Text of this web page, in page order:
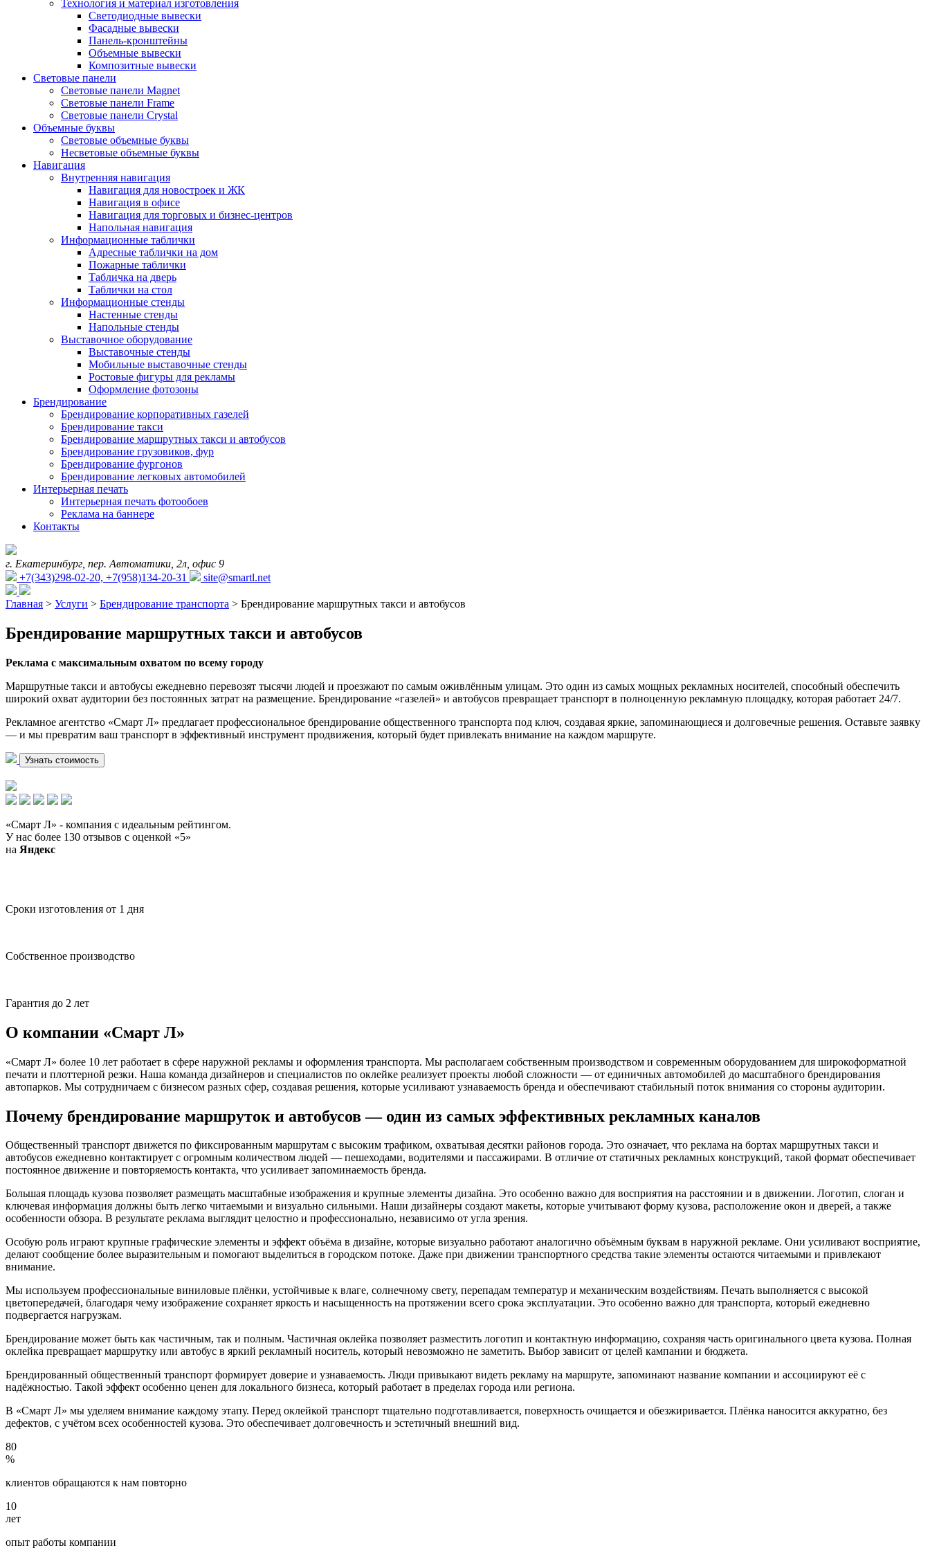
Технология и материал изготовления
Светодиодные вывески
Фасадные вывески
Панель-кронштейны
Объемные вывески
Композитные вывески
Световые панели
Световые панели Magnet
Световые панели Frame
Световые панели Crystal
Объемные буквы
Световые объемные буквы
Несветовые объемные буквы
Навигация
Внутренняя навигация
Навигация для новостроек и ЖК
Навигация в офисе
Навигация для торговых и бизнес-центров
Напольная навигация
Информационные таблички
Адресные таблички на дом
Пожарные таблички
Табличка на дверь
Таблички на стол
Информационные стенды
Настенные стенды
Напольные стенды
Выставочное оборудование
Выставочные стенды
Мобильные выставочные стенды
Ростовые фигуры для рекламы
Оформление фотозоны
Брендирование
Брендирование корпоративных газелей
Брендирование такси
Брендирование маршрутных такси и автобусов
Брендирование грузовиков, фур
Брендирование фургонов
Брендирование легковых автомобилей
Интерьерная печать
Интерьерная печать фотообоев
Реклама на баннере
Контакты
г. Екатеринбург, пер. Автоматики, 2л, офис 9
+7(343)298-02-20, +7(958)134-20-31
site@smartl.net
Главная > Услуги > Брендирование транспорта > Брендирование маршрутных такси и автобусов
Брендирование маршрутных такси и автобусов
Реклама с максимальным охватом по всему городу
Маршрутные такси и автобусы ежедневно перевозят тысячи людей и проезжают по самым оживлённым улицам. Это один из самых мощных рекламных носителей, способный обеспечить
широкий охват аудитории без постоянных затрат на размещение. Брендирование «газелей» и автобусов превращает транспорт в полноценную рекламную площадку, которая работает 24/7.
Рекламное агентство «Смарт Л» предлагает профессиональное брендирование общественного транспорта под ключ, создавая яркие, запоминающиеся и долговечные решения. Оставьте заявку
— и мы превратим ваш транспорт в эффективный инструмент продвижения, который будет привлекать внимание на каждом маршруте.
Узнать стоимость
«Смарт Л» - компания с идеальным рейтингом.
У нас более 130 отзывов с оценкой «5»
на Яндекс
Сроки изготовления от 1 дня
Собственное производство
Гарантия до 2 лет
О компании «Смарт Л»
«Смарт Л» более 10 лет работает в сфере наружной рекламы и оформления транспорта. Мы располагаем собственным производством и современным оборудованием для широкоформатной
печати и плоттерной резки. Наша команда дизайнеров и специалистов по оклейке реализует проекты любой сложности — от единичных автомобилей до масштабного брендирования
автопарков. Мы сотрудничаем с бизнесом разных сфер, создавая решения, которые усиливают узнаваемость бренда и обеспечивают стабильный поток внимания со стороны аудитории.
Почему брендирование маршруток и автобусов — один из самых эффективных рекламных каналов
Общественный транспорт движется по фиксированным маршрутам с высоким трафиком, охватывая десятки районов города. Это означает, что реклама на бортах маршрутных такси и
автобусов ежедневно контактирует с огромным количеством людей — пешеходами, водителями и пассажирами. В отличие от статичных рекламных конструкций, такой формат обеспечивает
постоянное движение и повторяемость контакта, что усиливает запоминаемость бренда.
Большая площадь кузова позволяет размещать масштабные изображения и крупные элементы дизайна. Это особенно важно для восприятия на расстоянии и в движении. Логотип, слоган и
ключевая информация должны быть легко читаемыми и визуально сильными. Наши дизайнеры создают макеты, которые учитывают форму кузова, расположение окон и дверей, а также
особенности обзора. В результате реклама выглядит целостно и профессионально, независимо от угла зрения.
Особую роль играют крупные графические элементы и эффект объёма в дизайне, которые визуально работают аналогично объёмным буквам в наружной рекламе. Они усиливают восприятие,
делают сообщение более выразительным и помогают выделиться в городском потоке. Даже при движении транспортного средства такие элементы остаются читаемыми и привлекают
внимание.
Мы используем профессиональные виниловые плёнки, устойчивые к влаге, солнечному свету, перепадам температур и механическим воздействиям. Печать выполняется с высокой
цветопередачей, благодаря чему изображение сохраняет яркость и насыщенность на протяжении всего срока эксплуатации. Это особенно важно для транспорта, который ежедневно
подвергается нагрузкам.
Брендирование может быть как частичным, так и полным. Частичная оклейка позволяет разместить логотип и контактную информацию, сохраняя часть оригинального цвета кузова. Полная
оклейка превращает маршрутку или автобус в яркий рекламный носитель, который невозможно не заметить. Выбор зависит от целей кампании и бюджета.
Брендированный общественный транспорт формирует доверие и узнаваемость. Люди привыкают видеть рекламу на маршруте, запоминают название компании и ассоциируют её с
надёжностью. Такой эффект особенно ценен для локального бизнеса, который работает в пределах города или региона.
В «Смарт Л» мы уделяем внимание каждому этапу. Перед оклейкой транспорт тщательно подготавливается, поверхность очищается и обезжиривается. Плёнка наносится аккуратно, без
дефектов, с учётом всех особенностей кузова. Это обеспечивает долговечность и эстетичный внешний вид.
80
%
клиентов обращаются к нам повторно
10
лет
опыт работы компании